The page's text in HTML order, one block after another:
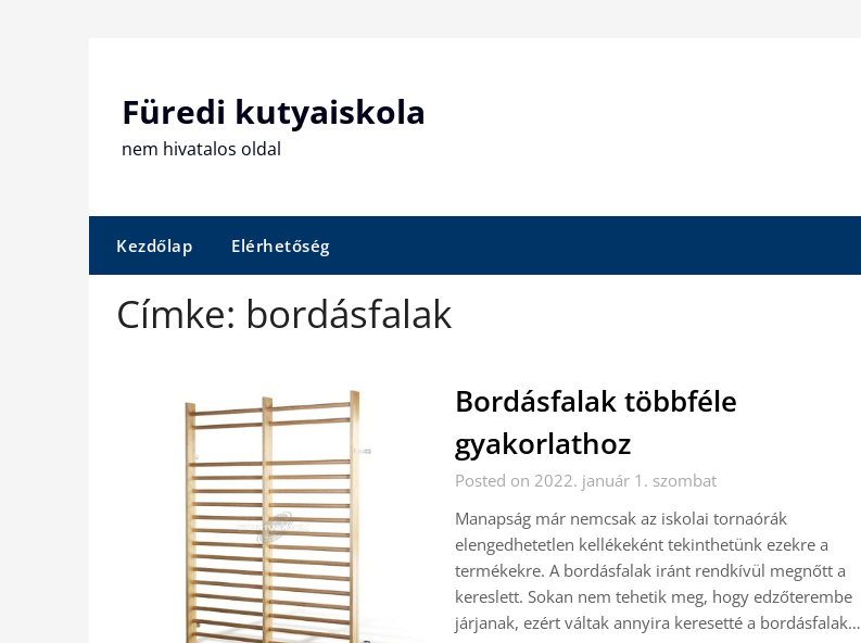
Füredi kutyaiskola
nem hivatalos oldal
Kezdőlap Elérhetőség
Címke: bordásfalak
Bordásfalak többféle
gyakorlathoz
Posted on 2022. január 1. szombat
Manapság már nemcsak az iskolai tornaórák
elengedhetetlen kellékeként tekinthetünk ezekre a
termékekre. A bordásfalak iránt rendkívül megnőtt a
kereslett. Sokan nem tehetik meg, hogy edzőterembe
járjanak, ezért váltak annyira keresetté a bordásfalak…